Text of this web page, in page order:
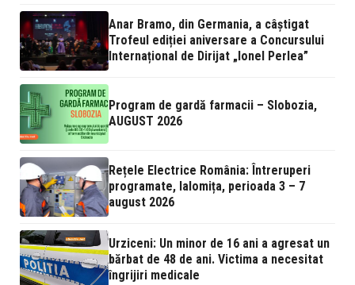
Anar Bramo, din Germania, a câștigat
Trofeul ediției aniversare a Concursului
Internațional de Dirijat „Ionel Perlea”
Program de gardă farmacii – Slobozia,
AUGUST 2026
Rețele Electrice România: Întreruperi
programate, Ialomița, perioada 3 – 7
august 2026
Urziceni: Un minor de 16 ani a agresat un
bărbat de 48 de ani. Victima a necesitat
îngrijiri medicale